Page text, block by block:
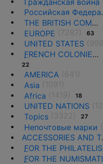
Российская Федерация(1992 г.-н.д.)
THE BRITISH COMMONWEALTH
EUROPE
63
UNITED STATES
FRENCH COLONIES AND THE TERRITORIES
22
AMERICA
Asia
Africa
18
UNITED NATIONS
Topics
27
Непочтовые марки
ACCESSORIES AND THE LITERATURE
FOR THE PHILATELISTS
FOR THE NUMISMATISTS